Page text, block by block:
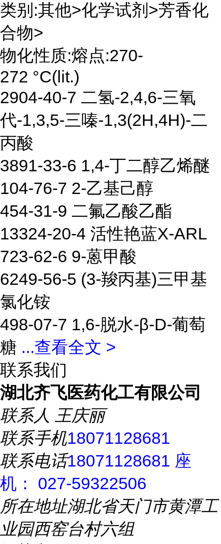
类别:其他>化学试剂>芳香化
合物>
物化性质:熔点:270-
272 °C(lit.)
2904-40-7 二氢-2,4,6-三氧
代-1,3,5-三嗪-1,3(2H,4H)-二
丙酸
3891-33-6 1,4-丁二醇乙烯醚
104-76-7 2-乙基己醇
454-31-9 二氟乙酸乙酯
13324-20-4 活性艳蓝X-ARL
723-62-6 9-蒽甲酸
6249-56-5 (3-羧丙基)三甲基
氯化铵
498-07-7 1,6-脱水-β-D-葡萄
糖 ...查看全文 >
联系我们
湖北齐飞医药化工有限公司
联系人 王庆丽
联系手机18071128681
联系电话18071128681 座
机： 027-59322506
所在地址湖北省天门市黄潭工
业园西窑台村六组